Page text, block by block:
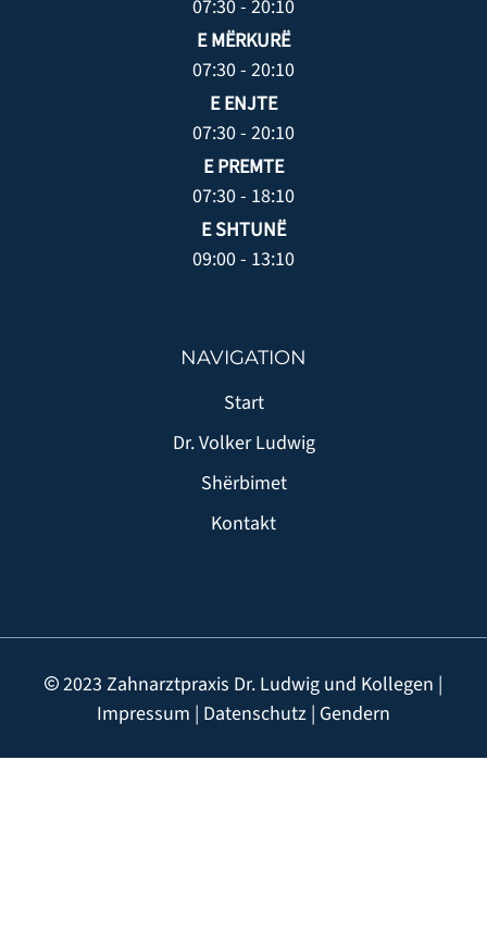
07:30 - 20:10
E MËRKURË
07:30 - 20:10
E ENJTE
07:30 - 20:10
E PREMTE
07:30 - 18:10
E SHTUNË
09:00 - 13:10
NAVIGATION
Start
Dr. Volker Ludwig
Shërbimet
Kontakt
2023 Zahnarztpraxis Dr. Ludwig und Kollegen |
Impressum | Datenschutz | Gendern